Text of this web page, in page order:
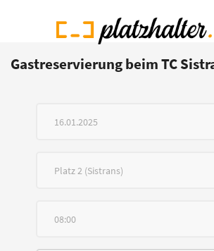
Gastreservierung beim TC
16.01.2025
Platz 2 (Sistrans)
08:00